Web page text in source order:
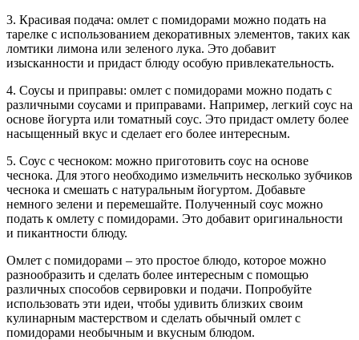
3. Красивая подача: омлет с помидорами можно подать на
тарелке с использованием декоративных элементов, таких как
ломтики лимона или зеленого лука. Это добавит
изысканности и придаст блюду особую привлекательность.
4. Соусы и приправы: омлет с помидорами можно подать с
различными соусами и приправами. Например, легкий соус на
основе йогурта или томатный соус. Это придаст омлету более
насыщенный вкус и сделает его более интересным.
5. Соус с чесноком: можно приготовить соус на основе
чеснока. Для этого необходимо измельчить несколько зубчиков
чеснока и смешать с натуральным йогуртом. Добавьте
немного зелени и перемешайте. Полученный соус можно
подать к омлету с помидорами. Это добавит оригинальности
и пикантности блюду.
Омлет с помидорами – это простое блюдо, которое можно
разнообразить и сделать более интересным с помощью
различных способов сервировки и подачи. Попробуйте
использовать эти идеи, чтобы удивить близких своим
кулинарным мастерством и сделать обычный омлет с
помидорами необычным и вкусным блюдом.